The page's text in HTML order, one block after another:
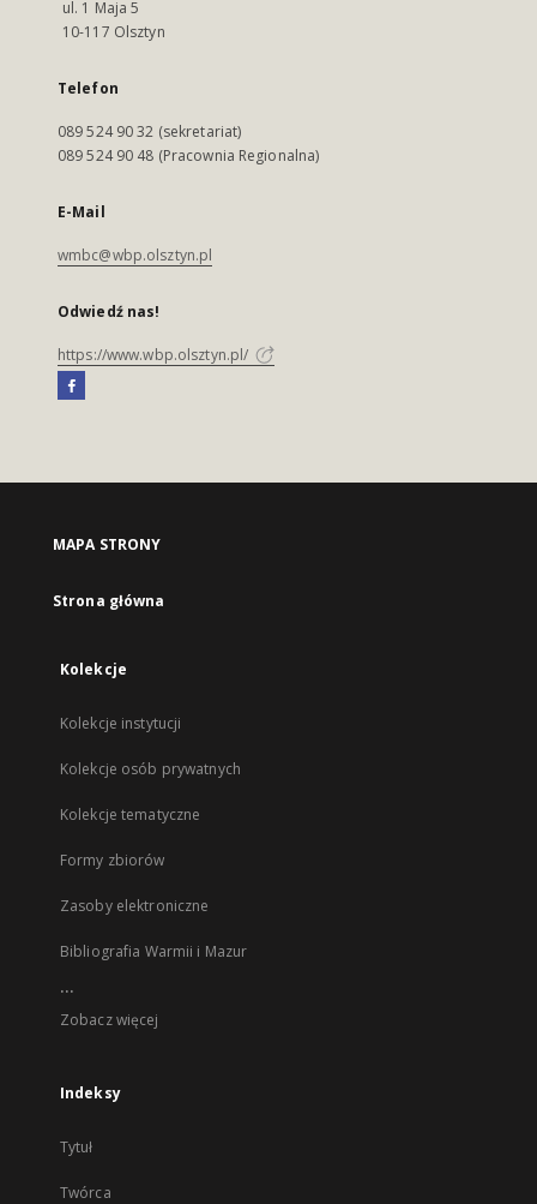
ul. 1 Maja 5
10-117 Olsztyn
Telefon
089 524 90 32 (sekretariat)
089 524 90 48 (Pracownia Regionalna)
E-Mail
wmbc@wbp.olsztyn.pl
Odwiedź nas!
https://www.wbp.olsztyn.pl/
MAPA STRONY
Strona główna
Kolekcje
Kolekcje instytucji
Kolekcje osób prywatnych
Kolekcje tematyczne
Formy zbiorów
Zasoby elektroniczne
Bibliografia Warmii i Mazur
...
Zobacz więcej
Indeksy
Tytuł
Twórca